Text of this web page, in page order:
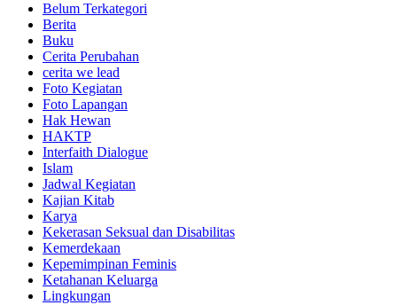
Belum Terkategori
Berita
Buku
Cerita Perubahan
cerita we lead
Foto Kegiatan
Foto Lapangan
Hak Hewan
HAKTP
Interfaith Dialogue
Islam
Jadwal Kegiatan
Kajian Kitab
Karya
Kekerasan Seksual dan Disabilitas
Kemerdekaan
Kepemimpinan Feminis
Ketahanan Keluarga
Lingkungan